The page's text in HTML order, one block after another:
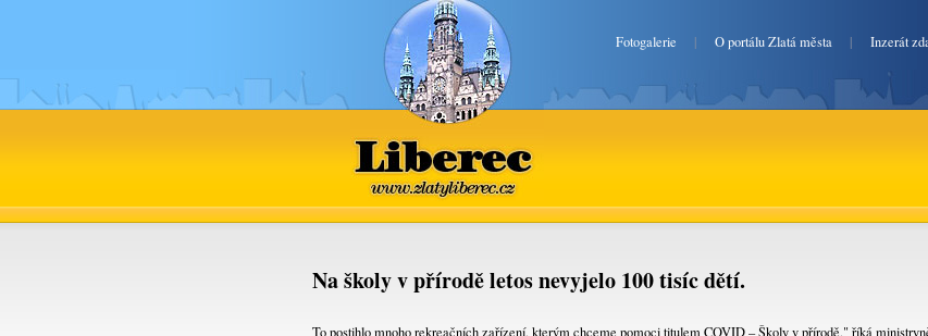
Fotogalerie | O portálu Zlatá města | Inzerát
Liberec
www.zlatyliberec.cz
Na školy v přírodě letos nevyjelo 100 tisíc dětí.
To postihlo mnoho rekreačních zařízení, kterým chceme pomoci titulem COVID – Školy v přírodě," říká